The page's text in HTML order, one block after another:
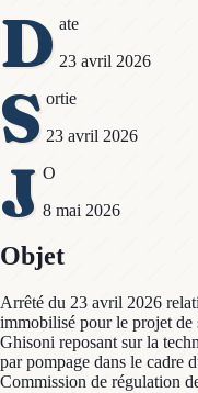
D ate
23 avril 2026
S ortie
23 avril 2026
J O
8 mai 2026
Objet
Arrêté du 23 avril 2026
immobilisé pour le projet
Ghisoni reposant sur la
par pompage dans le cadre
Commission de régulation